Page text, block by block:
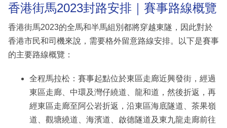
香港街馬2023封路安排｜賽事路線概覽
香港街馬2023的全馬和半馬組別都將穿越東隧，因此對於
香港市民和司機來說，需要格外留意路線安排。以下是賽事
的主要路線概覽：
全程馬拉松：賽事起點位於東區走廊近興發街，經過
東區走廊、中環及灣仔繞道、龍和道，然後折返，再
經東區走廊至阿公岩折返，沿東區海底隧道、茶果嶺
道、觀塘繞道、海濱道、啟德隧道及東九龍走廊前往